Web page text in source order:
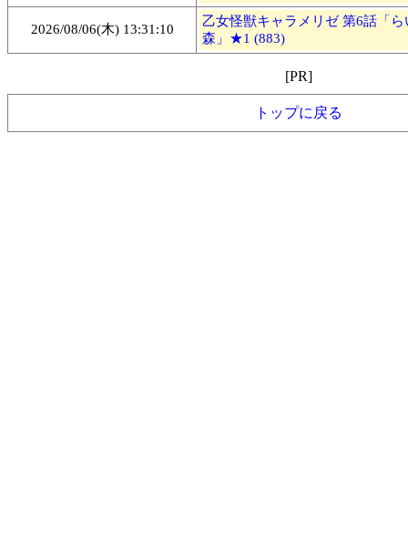
2026/08/06(木) 13:31:10
乙女怪獣キャラメリゼ 第6話「ら
森」★1 (883)
[PR]
トップに戻る